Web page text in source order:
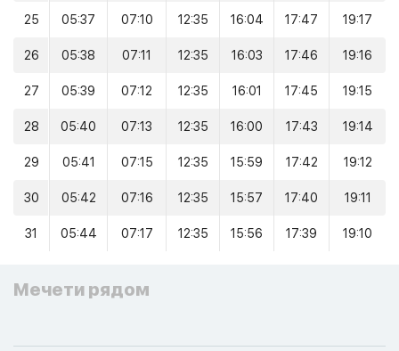
25 05:37 07:10 12:35 16:04 17:47 19:17
26 05:38 07:11 12:35 16:03 17:46 19:16
27 05:39 07:12 12:35 16:01 17:45 19:15
28 05:40 07:13 12:35 16:00 17:43 19:14
29 05:41 07:15 12:35 15:59 17:42 19:12
30 05:42 07:16 12:35 15:57 17:40 19:11
31 05:44 07:17 12:35 15:56 17:39 19:10
Мечети рядом